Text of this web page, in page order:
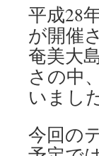
ス
キ
ッ
プ
平成28
が開催
奄美大
さの中
いまし
今回の